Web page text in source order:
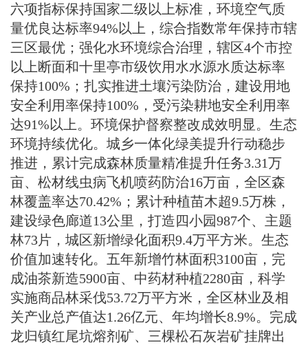
六项指标保持国家二级以上标准，环境空气质
量优良达标率94%以上，综合指数常年保持市辖
三区最优；强化水环境综合治理，辖区4个市控
以上断面和十里亭市级饮用水水源水质达标率
保持100%；扎实推进土壤污染防治，建设用地
安全利用率保持100%，受污染耕地安全利用率
达91%以上。环境保护督察整改成效明显。生态
环境持续优化。城乡一体化绿美提升行动稳步
推进，累计完成森林质量精准提升任务3.31万
亩、松材线虫病飞机喷药防治16万亩，全区森
林覆盖率达70.42%；累计种植苗木超9.5万株，
建设绿色廊道13公里，打造四小园987个、主题
林73片，城区新增绿化面积9.4万平方米。生态
价值加速转化。五年新增竹林面积3100亩，完
成油茶新造5900亩、中药材种植2280亩，科学
实施商品林采伐53.72万平方米，全区林业及相
关产业总产值达1.26亿元、年均增长8.9%。完成
龙归镇红尾坑熔剂矿、三棵松石灰岩矿挂牌出